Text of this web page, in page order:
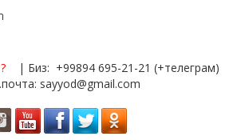
?
| Биз: +99894 695-21-21 (+телеграм)
sayyod@gmail.com